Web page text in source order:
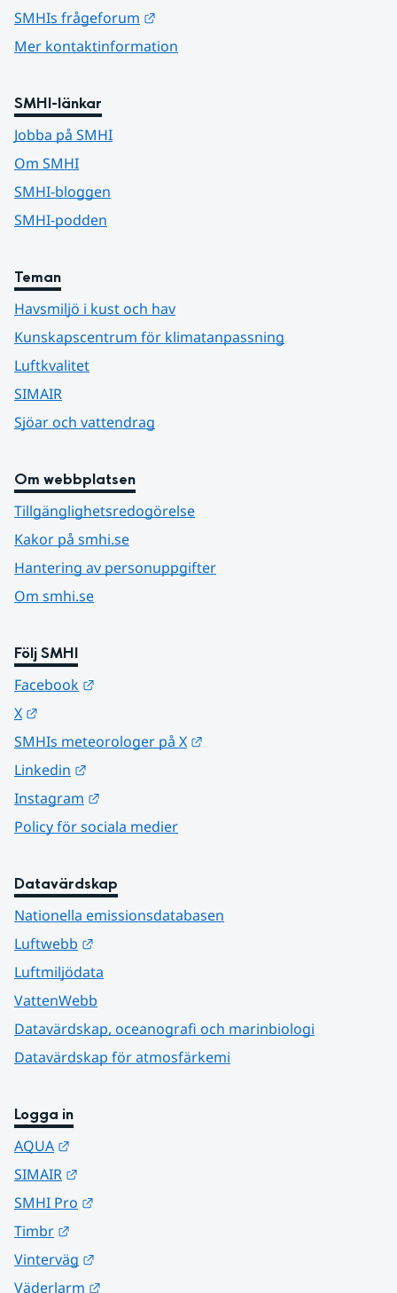
SMHIs frågeforum
Mer kontaktinformation
SMHI-länkar
Jobba på SMHI
Om SMHI
SMHI-bloggen
SMHI-podden
Teman
Havsmiljö i kust och hav
Kunskapscentrum för klimatanpassning
Luftkvalitet
SIMAIR
Sjöar och vattendrag
Om webbplatsen
Tillgänglighetsredogörelse
Kakor på smhi.se
Hantering av personuppgifter
Om smhi.se
Följ SMHI
Facebook
X
SMHIs meteorologer på X
Linkedin
Instagram
Policy för sociala medier
Datavärdskap
Nationella emissionsdatabasen
Luftwebb
Luftmiljödata
VattenWebb
Datavärdskap, oceanografi och marinbiologi
Datavärdskap för atmosfärkemi
Logga in
AQUA
SIMAIR
SMHI Pro
Timbr
Vinterväg
Väderlarm